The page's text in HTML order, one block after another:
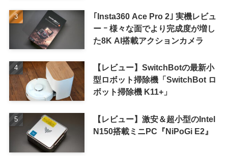
｢Insta360 Ace Pro 2｣ 実機レビュ
ー ｰ 様々な面でより完成度が増し
た8K AI搭載アクションカメラ
【レビュー】SwitchBotの最新小
型ロボット掃除機「SwitchBot ロ
ボット掃除機 K11+」
【レビュー】激安＆超小型のIntel
N150搭載ミニPC『NiPoGi E2』